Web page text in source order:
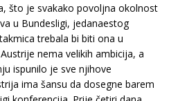
što je svakako povoljna okolnost
u Bundesligi, jedanaestog
trebala bi biti ona u
nema velikih ambicija, a
ispunilo je sve njihove
ima šansu da dosegne barem